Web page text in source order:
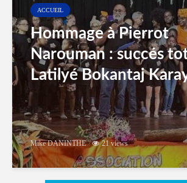
ACCUEIL
Hommage à Pierrot
Narouman : succés
Latilyé Bokantaj
Mike DANINTHE 21 views